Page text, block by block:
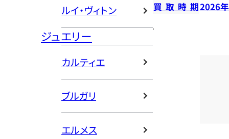
ルイ・ヴィトン
ジュエリー
カルティエ
ブルガリ
エルメス
買取時期2026